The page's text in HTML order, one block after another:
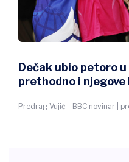
Dečak ubio petoro
prethodno i njegove
Predrag Vujić - BBC novinar |